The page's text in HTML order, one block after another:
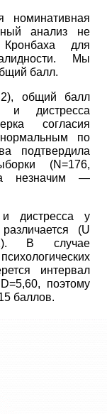
номинативная
анализ не
для
Мы
балл.
2), общий балл
и дистресса
согласия
по
подтвердила
(N=176,
незначим —
и дистресса у
(U
В случае
интервал
поэтому
баллов.